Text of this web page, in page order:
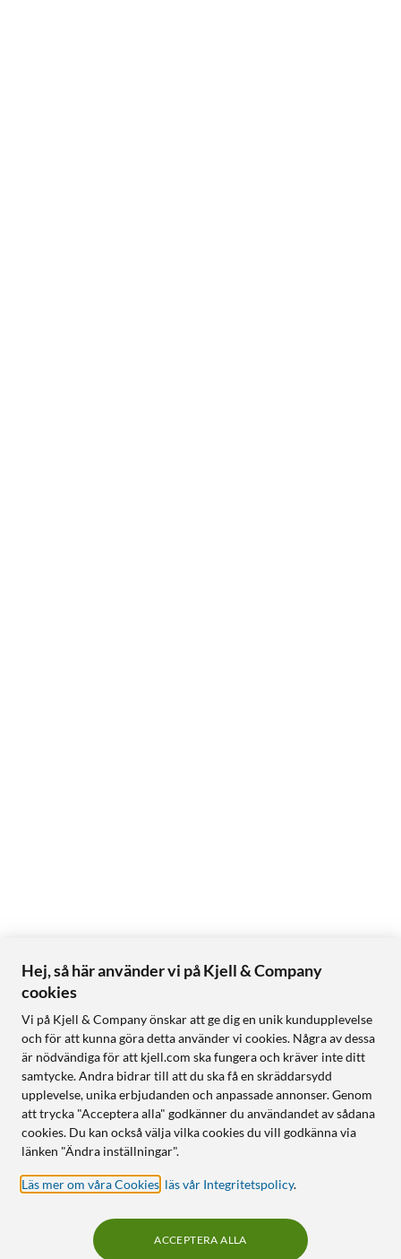
Hej, så här använder vi på Kjell & Company
cookies
Vi på Kjell & Company önskar att ge dig en unik kundupplevelse
och för att kunna göra detta använder vi cookies. Några av dessa
är nödvändiga för att kjell.com ska fungera och kräver inte ditt
samtycke. Andra bidrar till att du ska få en skräddarsydd
upplevelse, unika erbjudanden och anpassade annonser. Genom
att trycka "Acceptera alla" godkänner du användandet av sådana
cookies. Du kan också välja vilka cookies du vill godkänna via
länken "Ändra inställningar".
Läs mer om våra Cookies läs vår Integritetspolicy.
ACCEPTERA ALLA